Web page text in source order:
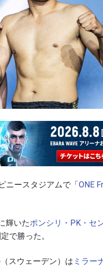
ニースタジアムで「ONE
輝いたポンシリ・PK・セ
で勝った。
（スウェーデン）は ミラー